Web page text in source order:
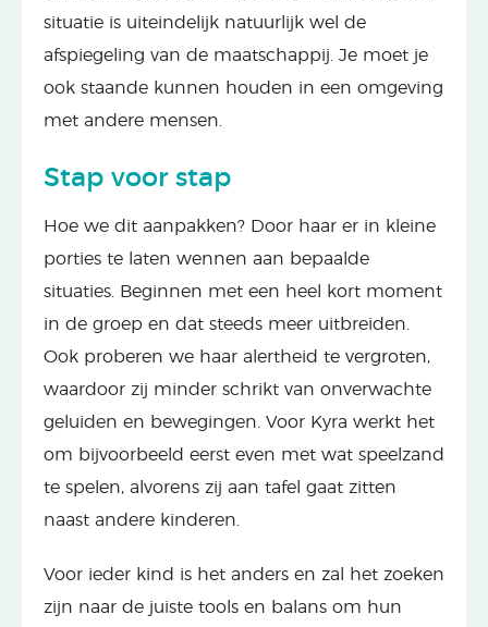
situatie is uiteindelijk natuurlijk wel de
afspiegeling van de maatschappij. Je moet je
ook staande kunnen houden in een omgeving
met andere mensen.
Stap voor stap
Hoe we dit aanpakken? Door haar er in kleine
porties te laten wennen aan bepaalde
situaties. Beginnen met een heel kort moment
in de groep en dat steeds meer uitbreiden.
Ook proberen we haar alertheid te vergroten,
waardoor zij minder schrikt van onverwachte
geluiden en bewegingen. Voor Kyra werkt het
om bijvoorbeeld eerst even met wat speelzand
te spelen, alvorens zij aan tafel gaat zitten
naast andere kinderen.
Voor ieder kind is het anders en zal het zoeken
zijn naar de juiste tools en balans om hun